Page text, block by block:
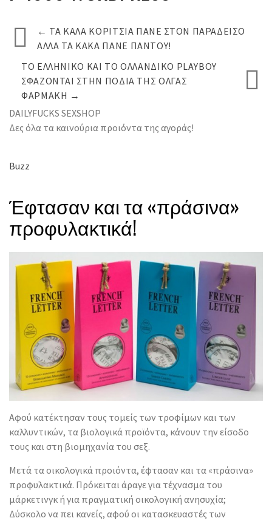
← ΤΑ ΚΑΛΆ ΚΟΡΊΤΣΙΑ ΠΆΝΕ ΣΤΟΝ ΠΑΡΆΔΕΙΣΟ
ΑΛΛΆ ΤΑ ΚΑΚΆ ΠΆΝΕ ΠΑΝΤΟΎ!
ΤΟ ΕΛΛΗΝΙΚΌ ΚΑΙ ΤΟ ΟΛΛΑΝΔΙΚΌ PLAYBOY
ΣΦΆΖΟΝΤΑΙ ΣΤΗΝ ΠΟΔΙΆ ΤΗΣ ΌΛΓΑΣ
ΦΑΡΜΆΚΗ →
DAILYFUCKS SEXSHOP
Δες όλα τα καινούρια προιόντα της αγοράς!
Buzz
Έφτασαν και τα «πράσινα»
προφυλακτικά!
Αφού κατέκτησαν τους τομείς των τροφίμων και των
καλλυντικών, τα βιολογικά προϊόντα, κάνουν την είσοδo
τους και στη βιομηχανία του σεξ.
Μετά τα οικολογικά προιόντα, έφτασαν και τα «πράσινα»
προφυλακτικά. Πρόκειται άραγε για τέχνασμα του
μάρκετινγκ ή για πραγματική οικολογική ανησυχία;
Δύσκολο να πει κανείς, αφού οι κατασκευαστές των